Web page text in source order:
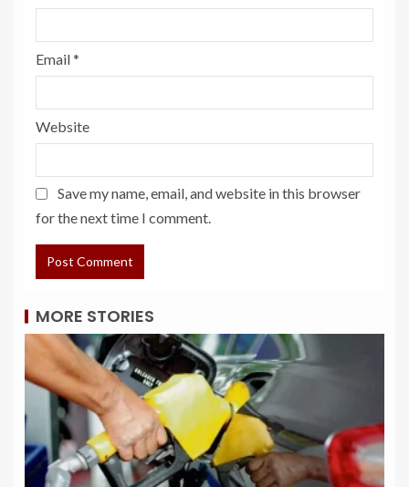
Email*
Website
Save my name, email, and website in this browser
for the next time I comment.
MORE STORIES